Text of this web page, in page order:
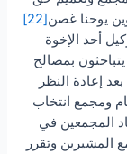
يوحنا غصن[22]
أحد الإخوة
يتباحثون بمصالح
إعادة النظر
ومجمع انتخاب
المجمعين في
المشيرين وتقرر